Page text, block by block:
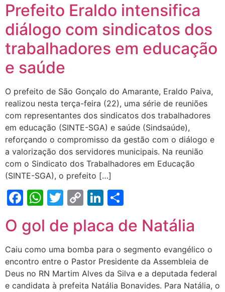
Prefeito Eraldo intensifica
diálogo com sindicatos dos
trabalhadores em educação
e saúde
O prefeito de São Gonçalo do Amarante, Eraldo Paiva,
realizou nesta terça-feira (22), uma série de reuniões
com representantes dos sindicatos dos trabalhadores
em educação (SINTE-SGA) e saúde (Sindsaúde),
reforçando o compromisso da gestão com o diálogo e
a valorização dos servidores municipais. Na reunião
com o Sindicato dos Trabalhadores em Educação
(SINTE-SGA), o prefeito […]
Facebook
WhatsApp
Twitter
CopyLinkedIn
O gol de placa de Natália
Caiu como uma bomba para o segmento evangélico o
encontro entre o Pastor Presidente da Assembleia de
Deus no RN Martim Alves da Silva e a deputada federal
e candidata à prefeita Natália Bonavides. Para Natália, o